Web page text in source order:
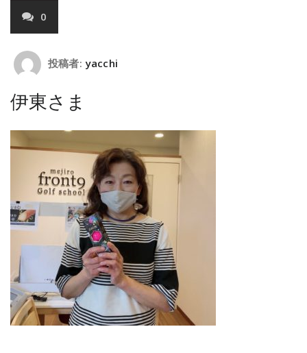
0
投稿者: yacchi
伊東さま